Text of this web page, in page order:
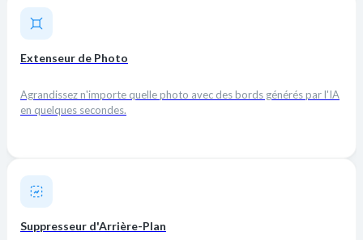
Extenseur de Photo
Agrandissez n'importe quelle photo avec des bords générés par l'IA
en quelques secondes.
Suppresseur d'Arrière-Plan